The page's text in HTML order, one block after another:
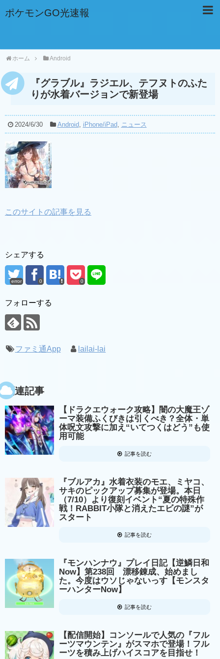
ポケモンGO光速報
ホーム Android
『グラブル』ラジエル、テフヌトのふた
りが水着バージョンで新登場
2024/6/30 Android, iPhone/iPad, ニュース
このサイトの記事を見る
シェアする
error 0 0
フォローする
ファミ通App lailai-lai
関連記事
【ドラクエウォーク攻略】闇の大魔王ゾ
ーマ装備ふくびきは引くべき？全体・単
体呪文攻撃に加え“いてつくはどう”も使
用可能
記事を読む
『ブルアカ』水着衣装のモエ、ミヤコ、
サキのピックアップ募集が登場。本日
（7/10）より復刻イベント“夏の特殊作
戦！RABBIT小隊と消えたエビの謎”が
スタート
記事を読む
『モンハンナウ』プレイ日記【逆鱗日和
Now】第238回 漂移錬成、始めまし
た。今度はウソじゃないっす【モンスタ
ーハンターNow】
記事を読む
【配信開始】コンソールで人気の『フル
ーツマウンテン』がスマホで登場！フル
ーツを積み上げハイスコアを目指せ！